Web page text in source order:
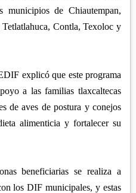
municipios de Chiautempan,
Contla, Texoloc y
explicó que este programa
a las familias tlaxcaltecas
de aves de postura y conejos
alimenticia y fortalecer su
beneficiarias se realiza a
los DIF municipales, y estas